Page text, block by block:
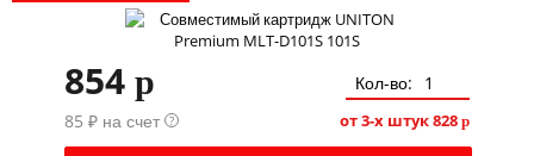
G&G
HP
854 p
Кол-во:
85 ₽ на счет ? от 3-х штук828 p